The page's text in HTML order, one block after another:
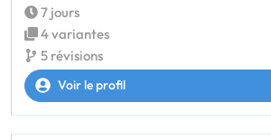
7 jours
4 variantes
5 révisions
Voir le profil